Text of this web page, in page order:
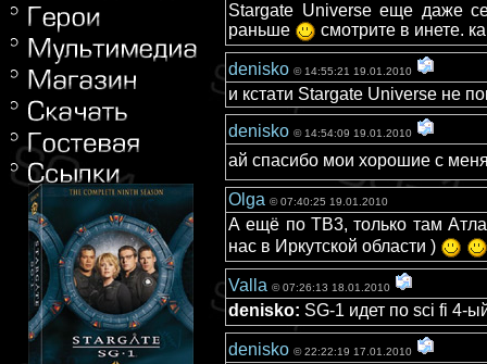
Stargate Universe еще даже
раньше
смотрите в инете.
denisko © 14:55:21 19.01.2010
и кстати Stargate Universe не
denisko © 14:54:09 19.01.2010
ай спасибо мои хорошие с
Olga © 07:40:25 19.01.2010
А ещё по ТВ3, только там
нас в Иркутской области )
Valla © 07:26:13 18.01.2010
denisko: SG-1 идет по sci fi 4-
denisko © 22:22:19 17.01.2010